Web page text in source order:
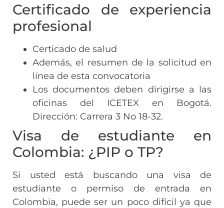
Certificado de experiencia
profesional
Certicado de salud
Además, el resumen de la solicitud en
línea de esta convocatoria
Los documentos deben dirigirse a las
oficinas del ICETEX en Bogotá.
Dirección: Carrera 3 No 18-32.
Visa de estudiante en
Colombia: ¿PIP o TP?
Si usted está buscando una visa de
estudiante o permiso de entrada en
Colombia, puede ser un poco difícil ya que